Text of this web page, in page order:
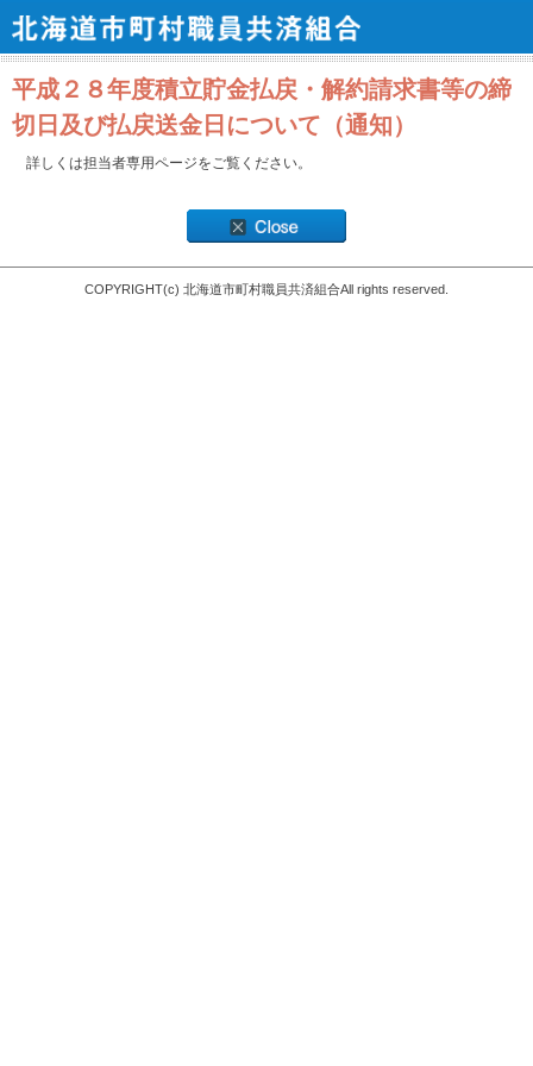
平成２８年度積立貯金払戻・解約請求書等の締
切日及び払戻送金日について（通知）
詳しくは担当者専用ページをご覧ください。
COPYRIGHT(c) 北海道市町村職員共済組合All rights reserved.